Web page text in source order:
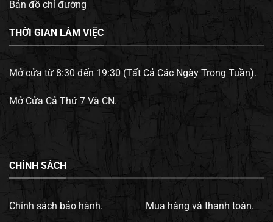
Bản đồ chỉ đường
THỜI GIAN LÀM VIỆC
Mở cửa từ 8:30 đến 19:30 (Tất Cả Các Ngày Trong Tuần).
Mở Cửa Cả Thứ 7 Và CN.
CHÍNH SÁCH
Chính sách bảo hành. Mua hàng và thanh toán.